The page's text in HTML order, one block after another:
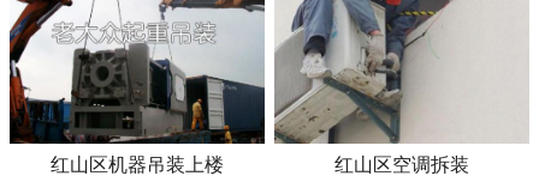
红山区机器吊装上楼 红山区空调拆装